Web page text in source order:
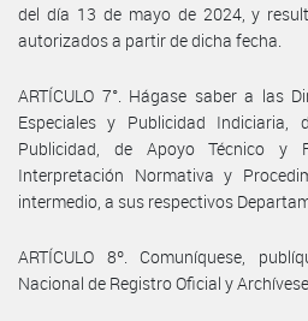
del día 13 de mayo de 2024, y
autorizados a partir de dicha fecha.
ARTÍCULO 7°. Hágase saber a las
Especiales y Publicidad Indiciaria,
Publicidad, de Apoyo Técnico y
Interpretación Normativa y
intermedio, a sus respectivos
ARTÍCULO 8º. Comuníquese,
Nacional de Registro Oficial y Archívese.